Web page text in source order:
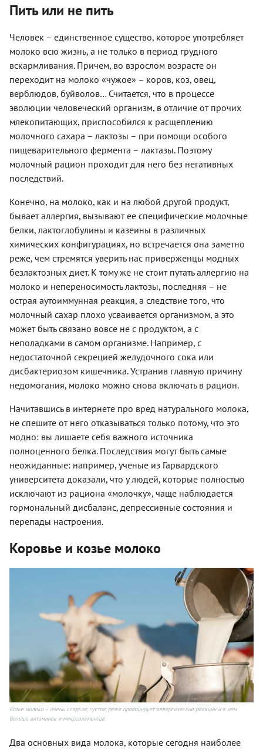
Пить или не пить
Человек – единственное существо, которое употребляет
молоко всю жизнь, а не только в период грудного
вскармливания. Причем, во взрослом возрасте он
переходит на молоко «чужое» – коров, коз, овец,
верблюдов, буйволов… Считается, что в процессе
эволюции человеческий организм, в отличие от прочих
млекопитающих, приспособился к расщеплению
молочного сахара – лактозы – при помощи особого
пищеварительного фермента – лактазы. Поэтому
молочный рацион проходит для него без негативных
последствий.
Конечно, на молоко, как и на любой другой продукт,
бывает аллергия, вызывают ее специфические молочные
белки, лактоглобулины и казеины в различных
химических конфигурациях, но встречается она заметно
реже, чем стремятся уверить нас приверженцы модных
безлактозных диет. К тому же не стоит путать аллергию на
молоко и непереносимость лактозы, последняя – не
острая аутоиммунная реакция, а следствие того, что
молочный сахар плохо усваивается организмом, а это
может быть связано вовсе не с продуктом, а с
неполадками в самом организме. Например, с
недостаточной секрецией желудочного сока или
дисбактериозом кишечника. Устранив главную причину
недомогания, молоко можно снова включать в рацион.
Начитавшись в интернете про вред натурального молока,
не спешите от него отказываться только потому, что это
модно: вы лишаете себя важного источника
полноценного белка. Последствия могут быть самые
неожиданные: например, ученые из Гарвардского
университета доказали, что у людей, которые полностью
исключают из рациона «молочку», чаще наблюдается
гормональный дисбаланс, депрессивные состояния и
перепады настроения.
Коровье и козье молоко
Козье молоко – очень сладкое, густое, реже провоцирует аллергические реакции и в нем
больше витаминов и микроэлементов
Два основных вида молока, которые сегодня наиболее